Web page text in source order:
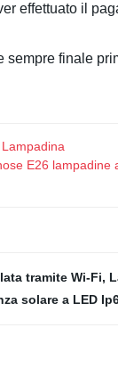
effettuato il
finale
E26
tramite Wi-Fi,
solare a LED